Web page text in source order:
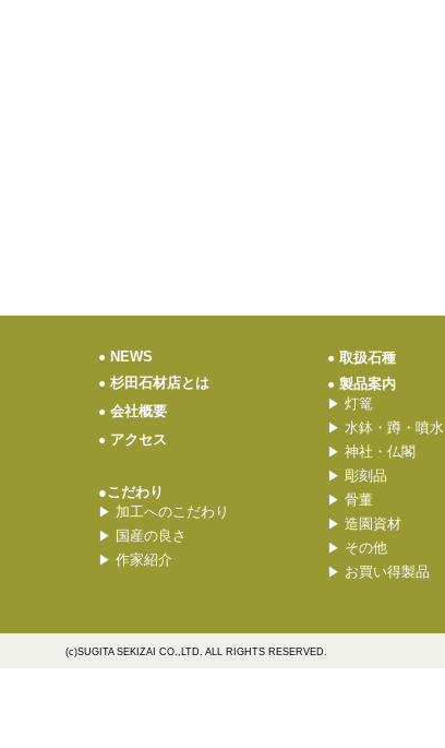
● NEWS
● 杉田石材店とは
● 会社概要
● アクセス
●こだわり
▶ 加工へのこだわり
▶ 国産の良さ
▶ 作家紹介
● 取扱石種
● 製品案内
▶ 灯篭
▶ 水鉢・蹲・噴水
▶ 神社・仏閣
▶ 彫刻品
▶ 骨董
▶ 造園資材
▶ その他
▶ お買い得製品
(c)SUGITA SEKIZAI CO.,LTD. ALL RIGHTS RESERVED.